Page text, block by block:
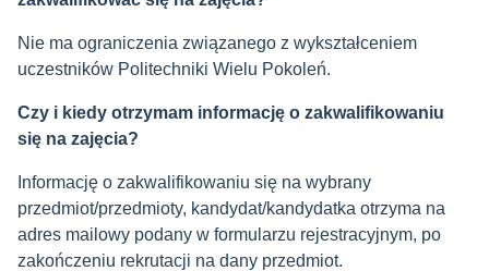
Nie ma ograniczenia związanego z wykształceniem
uczestników Politechniki Wielu Pokoleń.
Czy i kiedy otrzymam informację o zakwalifikowaniu
się na zajęcia?
Informację o zakwalifikowaniu się na wybrany
przedmiot/przedmioty, kandydat/kandydatka otrzyma na
adres mailowy podany w formularzu rejestracyjnym, po
zakończeniu rekrutacji na dany przedmiot.